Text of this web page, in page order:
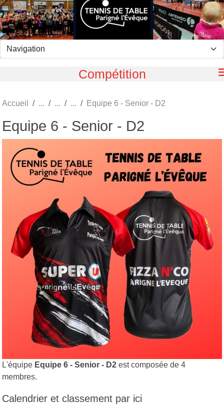
Compétition
Accueil Equipe 6 - Senior - D2
Equipe 6 - Senior - D2
L'équipe Equipe 6 - Senior - D2 est composée de 4
membres.
Calendrier et classement par ici
Panneau de gestion des cookies